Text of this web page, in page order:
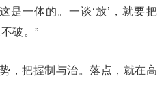
是一体的。一谈‘放’，就要把
破。”
，把握制与治。落点，就在高